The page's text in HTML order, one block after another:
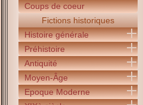
Coups de coeur
Fictions historiques
Histoire générale
Préhistoire
Antiquité
Moyen-Âge
Epoque Moderne